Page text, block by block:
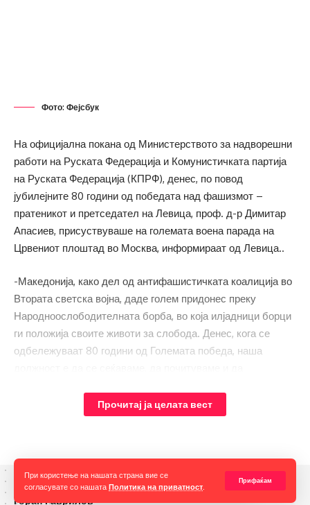
При користење на нашата страна вие се
согласувате со нашата Политика на приватност
Прифаќам
Фото: Фејсбук
На официјална покана од Министерството за надворешни
работи на Руската Федерација и Комунистичката партија
на Руската Федерација (КПРФ), денес, по повод
јубилејните 80 години од победата над фашизмот –
пратеникот и претседател на Левица, проф. д-р Димитар
Апасиев, присуствуваше на големата воена парада на
Црвениот плоштад во Москва, информираат од Левица..
-Македонија, како дел од антифашистичката коалиција во
Втората светска војна, даде голем придонес преку
Народноослободителната борба, во која илјадници борци
ги положија своите животи за слобода. Денес, кога се
одбележуваат 80 години од Големата победа, наша
неофашизам и ревизионизам, во духот на вистинскиот
македонски антифашизам. Со оваа посета, Левица ја
окупацијата, теророт и транските режими. Слава им на
хероите! Смрт на фашизмот, слобода на народот, стои во
Прочитај ја целата вест
Горан Гаврилов